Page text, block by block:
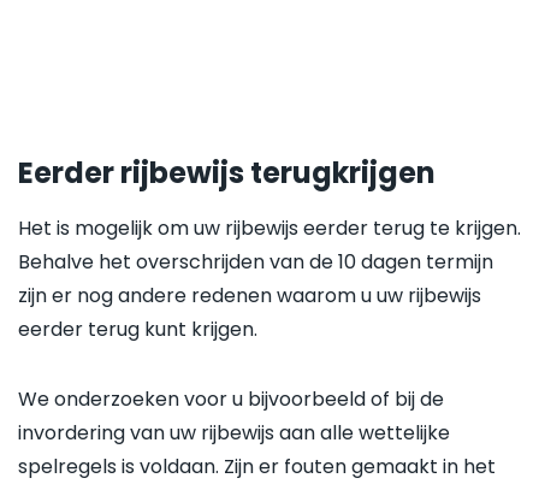
Eerder rijbewijs terugkrijgen
Het is mogelijk om uw rijbewijs eerder terug te krijgen.
Behalve het overschrijden van de 10 dagen termijn
zijn er nog andere redenen waarom u uw rijbewijs
eerder terug kunt krijgen.
We onderzoeken voor u bijvoorbeeld of bij de
invordering van uw rijbewijs aan alle wettelijke
spelregels is voldaan. Zijn er fouten gemaakt in het